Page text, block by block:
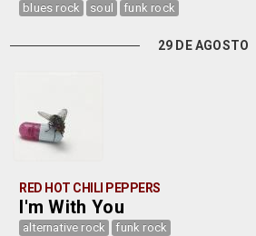
blues rock soul funk rock
29 DE AGOSTO
RED HOT CHILI PEPPERS
I'm With You
alternative rock funk rock